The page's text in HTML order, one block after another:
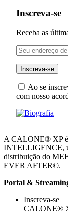
Inscreva-se
Receba as
Ao se
com nosso
A CALONE® XP
INTELLIGENCE,
distribuição do
EVER AFTER©.
Portal &
Inscreva-se
CALONE®